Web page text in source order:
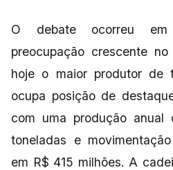
O debate ocorreu
preocupação crescente
hoje o maior produtor de
ocupa posição de
com uma produção
toneladas e
em R$ 415 milhões. A